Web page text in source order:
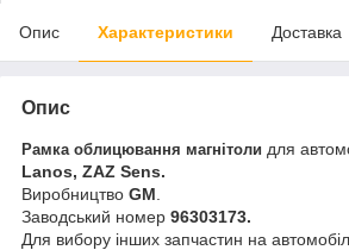
Опис Характеристики Доставка
Опис
Рамка облицювання магнітоли для
Lanos, ZAZ Sens.
Виробництво GM
Заводський номер 96303173.
Для вибору інших запчастин на